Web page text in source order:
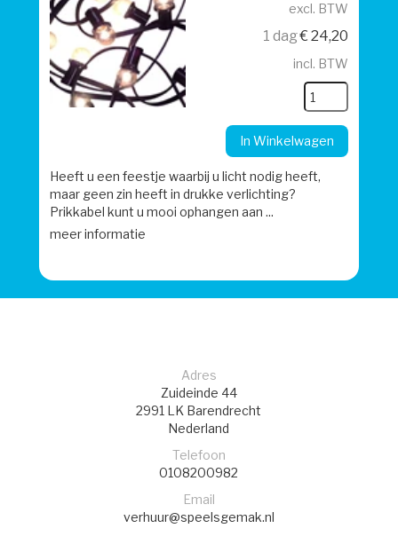
excl. BTW
1 dag€ 24,20
incl. BTW
In Winkelwagen
Heeft u een feestje waarbij u licht nodig heeft,
maar geen zin heeft in drukke verlichting?
Prikkabel kunt u mooi ophangen aan ...
meer informatie
Adres
Zuideinde 44
2991 LK Barendrecht
Nederland
Telefoon
0108200982
Email
verhuur@speelsgemak.nl